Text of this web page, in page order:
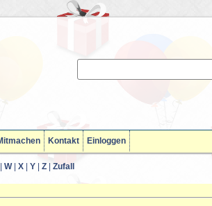
Kontakt Einloggen
W| X Y Z Zufall